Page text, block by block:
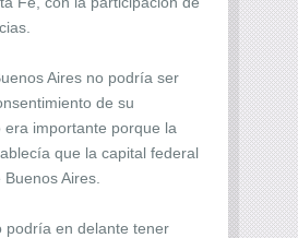
Aires no podría ser
de su
era importante porque la
que la capital federal
Aires.
podría en delante tener